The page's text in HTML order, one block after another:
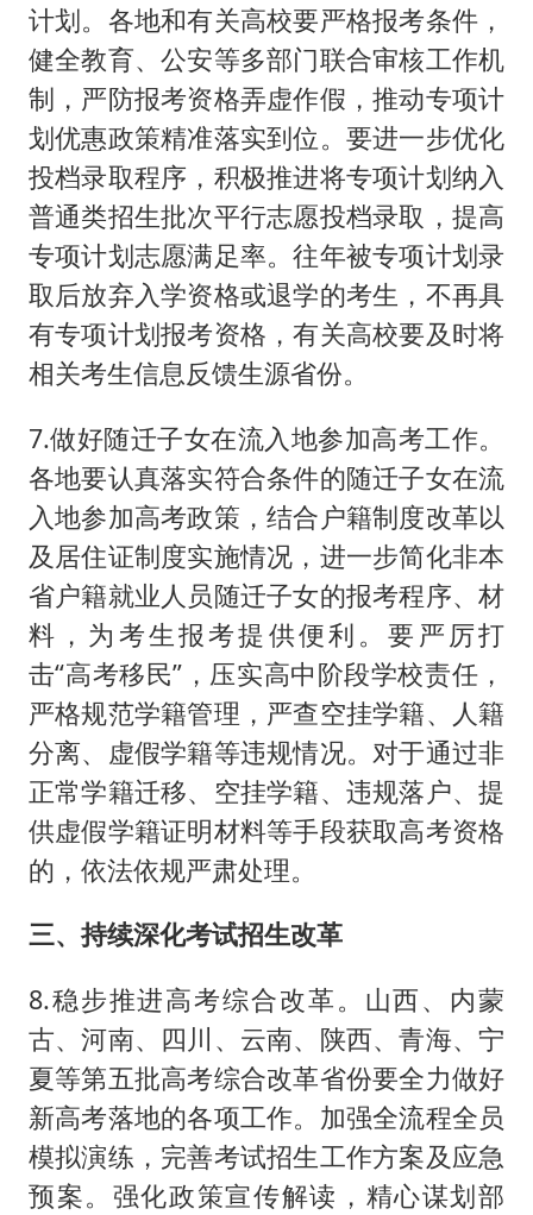
计划。各地和有关高校要严格报考条件，
健全教育、公安等多部门联合审核工作机
制，严防报考资格弄虚作假，推动专项计
划优惠政策精准落实到位。要进一步优化
投档录取程序，积极推进将专项计划纳入
普通类招生批次平行志愿投档录取，提高
专项计划志愿满足率。往年被专项计划录
取后放弃入学资格或退学的考生，不再具
有专项计划报考资格，有关高校要及时将
相关考生信息反馈生源省份。
7.做好随迁子女在流入地参加高考工作。
各地要认真落实符合条件的随迁子女在流
入地参加高考政策，结合户籍制度改革以
及居住证制度实施情况，进一步简化非本
省户籍就业人员随迁子女的报考程序、材
料，为考生报考提供便利。要严厉打
击“高考移民”，压实高中阶段学校责任，
严格规范学籍管理，严查空挂学籍、人籍
分离、虚假学籍等违规情况。对于通过非
正常学籍迁移、空挂学籍、违规落户、提
供虚假学籍证明材料等手段获取高考资格
的，依法依规严肃处理。
三、持续深化考试招生改革
8.稳步推进高考综合改革。山西、内蒙
古、河南、四川、云南、陕西、青海、宁
夏等第五批高考综合改革省份要全力做好
新高考落地的各项工作。加强全流程全员
模拟演练，完善考试招生工作方案及应急
预案。强化政策宣传解读，精心谋划部